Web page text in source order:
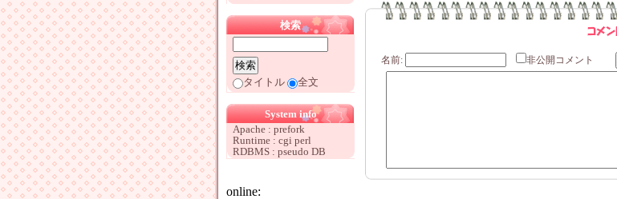
名前: 非公開コメント
検索
タイトル 全文
System info
Apache : prefork
Runtime : cgi perl
RDBMS : pseudo DB
online: